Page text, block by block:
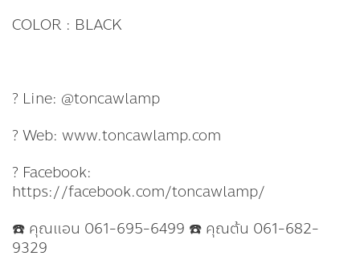
COLOR : BLACK
? Line: @toncawlamp
? Web: www.toncawlamp.com
? Facebook:
https://facebook.com/toncawlamp/
☎️ คุณแอน 061-695-6499 ☎️ คุณต้น 061-682-
9329